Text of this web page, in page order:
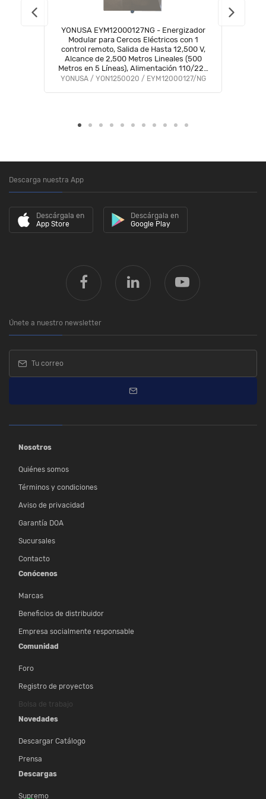
YONUSA EYM12000127NG - Energizador
Modular para Cercos Eléctricos con 1
control remoto, Salida de Hasta 12,500 V,
Alcance de 2,500 Metros Lineales (500
Metros en 5 Líneas), Alimentación 110/220
VAC, Compatible Módulo WiFi, Bajo
YONUSA / YON1250020 / EYM12000127/NG
Descarga nuestra App
Descárgala en
App Store
Descárgala en
Google Play
Únete a nuestro newsletter
Nosotros
Quiénes somos
Términos y condiciones
Aviso de privacidad
Garantía DOA
Sucursales
Contacto
Conócenos
Marcas
Beneficios de distribuidor
Empresa socialmente responsable
Comunidad
Foro
Registro de proyectos
Bolsa de trabajo
Novedades
Descargar Catálogo
Prensa
Descargas
Supremo